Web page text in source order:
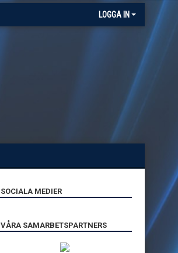
LOGGA IN
SOCIALA MEDIER
VÅRA SAMARBETSPARTNERS